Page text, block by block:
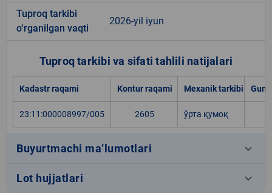
Tuproq tarkibi
o‘rganilgan vaqti
2026-yil iyun
Tuproq tarkibi va sifati tahlili natijalari
Kadastr raqami Kontur raqami Mexanik tarkibi
23:11:000008997/005 2605 ўрта қумоқ
Buyurtmachi ma’lumotlari keyboard_arrow_down
Lot hujjatlari keyboard_arrow_down